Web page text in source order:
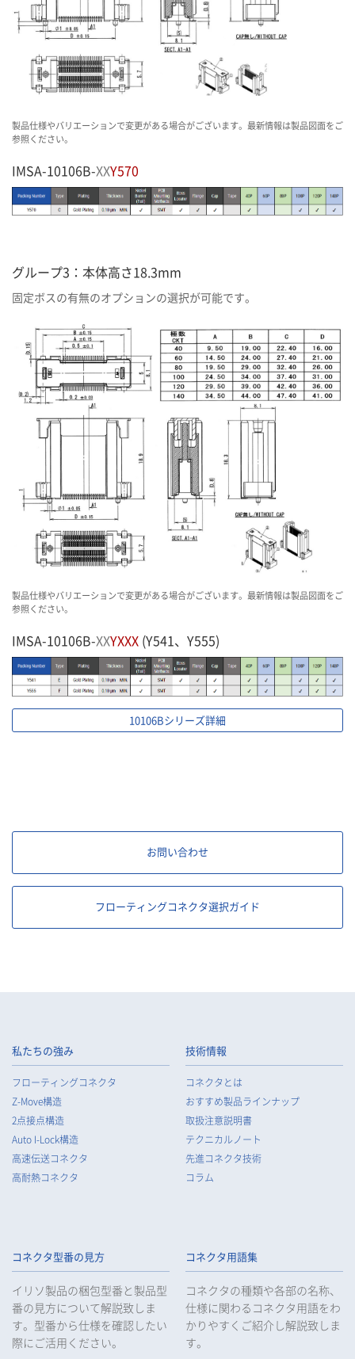
製品仕様やバリエーションで変更がある場合がございます。最新情報は製品図面をご
参照ください。
IMSA-10106B-XXY570
グループ3：本体高さ18.3mm
固定ボスの有無のオプションの選択が可能です。
製品仕様やバリエーションで変更がある場合がございます。最新情報は製品図面をご
参照ください。
IMSA-10106B-XXYXXX (Y541、Y555)
10106Bシリーズ詳細
お問い合わせ
フローティングコネクタ選択ガイド
私たちの強み
フローティングコネクタ
Z-Move構造
2点接点構造
Auto I-Lock構造
高速伝送コネクタ
高耐熱コネクタ
技術情報
コネクタとは
おすすめ製品ラインナップ
取扱注意説明書
テクニカルノート
先進コネクタ技術
コラム
コネクタ型番の見方
イリソ製品の梱包型番と製品型
番の見方について解説致しま
す。型番から仕様を確認したい
際にご活用ください。
コネクタ用語集
コネクタの種類や各部の名称、
仕様に関わるコネクタ用語をわ
かりやすくご紹介し解説致しま
す。